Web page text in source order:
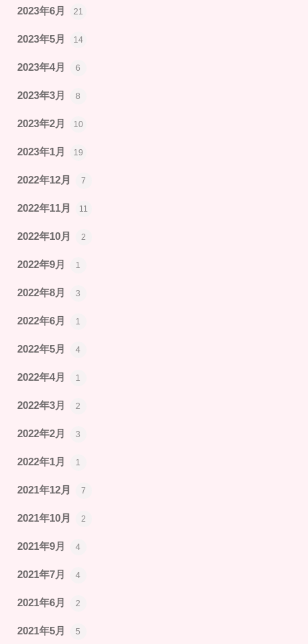
2023年6月 21
2023年5月 14
2023年4月 6
2023年3月 8
2023年2月 10
2023年1月 19
2022年12月 7
2022年11月 11
2022年10月 2
2022年9月 1
2022年8月 3
2022年6月 1
2022年5月 4
2022年4月 1
2022年3月 2
2022年2月 3
2022年1月 1
2021年12月 7
2021年10月 2
2021年9月 4
2021年7月 4
2021年6月 2
2021年5月 5